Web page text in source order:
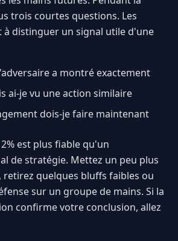
trois courtes questions. Les
à distinguer un signal utile d'une
a montré exactement
ai-je vu une action similaire
dois-je faire maintenant
est plus fiable qu'un
de stratégie. Mettez un peu plus
retirez quelques bluffs faibles ou
sur un groupe de mains. Si la
confirme votre conclusion, allez